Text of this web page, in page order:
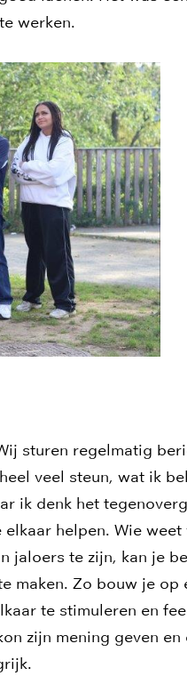
werken.
sturen regelmatig
veel steun, wat ik
ik denk het
helpen. Wie
jaloers te zijn, kan je
maken. Zo bouw je op
te stimuleren en
zijn mening geven